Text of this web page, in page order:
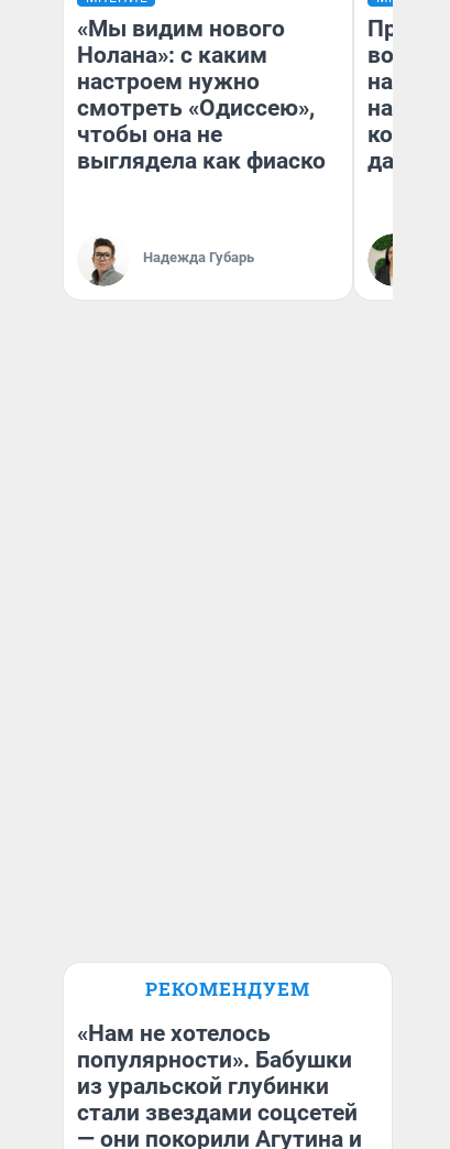
«Мы видим нового
Нолана»: с каким
настроем нужно
смотреть «Одиссею»,
чтобы она не
выглядела как фиаско
Надежда Губарь
нам
даже
РЕКОМЕНДУЕМ
«Нам не хотелось
популярности». Бабушки
из уральской глубинки
стали звездами соцсетей
— они покорили Агутина и